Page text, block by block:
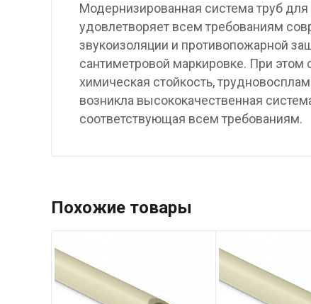
Модернизированная система труб
удовлетворяет всем требованиям
звукоизоляции и противопожарной
сантиметровой маркировке. При этом
химическая стойкость,
возникла высококачественная
соответствующая всем требованиям.
Похожие товары